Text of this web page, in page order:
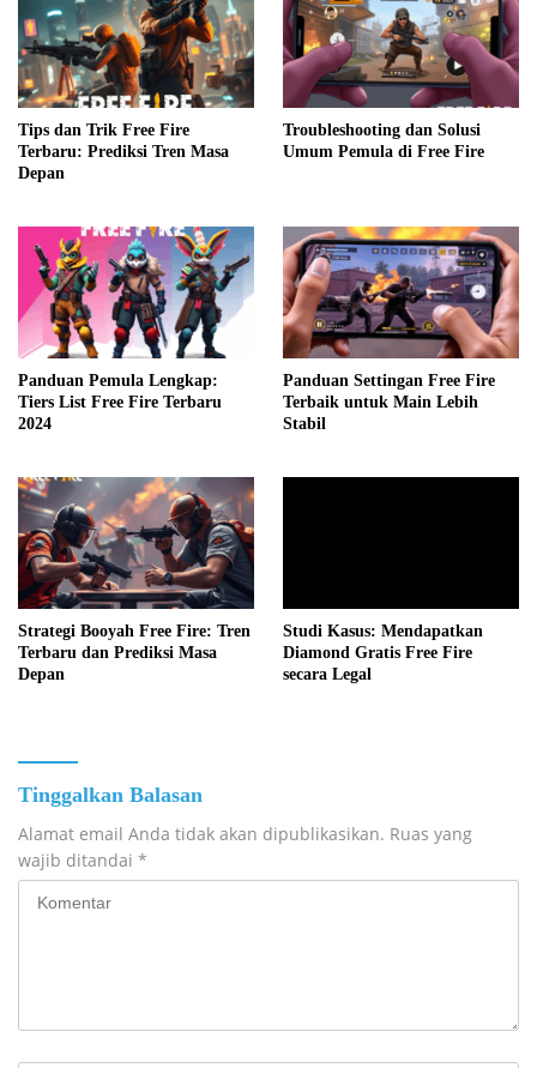
Tips dan Trik Free Fire
Terbaru: Prediksi Tren Masa
Depan
Troubleshooting dan Solusi
Umum Pemula di Free Fire
Panduan Pemula Lengkap:
Tiers List Free Fire Terbaru
2024
Panduan Settingan Free Fire
Terbaik untuk Main Lebih
Stabil
Strategi Booyah Free Fire: Tren
Terbaru dan Prediksi Masa
Depan
Studi Kasus: Mendapatkan
Diamond Gratis Free Fire
secara Legal
Tinggalkan Balasan
Alamat email Anda tidak akan dipublikasikan. Ruas yang
wajib ditandai *